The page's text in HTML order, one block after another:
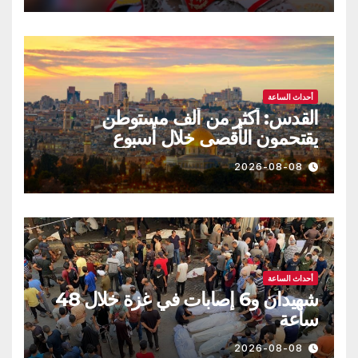
أحداث الساعة
القدس: أكثر من ألف مستوطن
يقتحمون الأقصى خلال أسبوع
2026-08-08
أحداث الساعة
شهيدان و6 إصابات في غزة خلال 48
ساعة
2026-08-08